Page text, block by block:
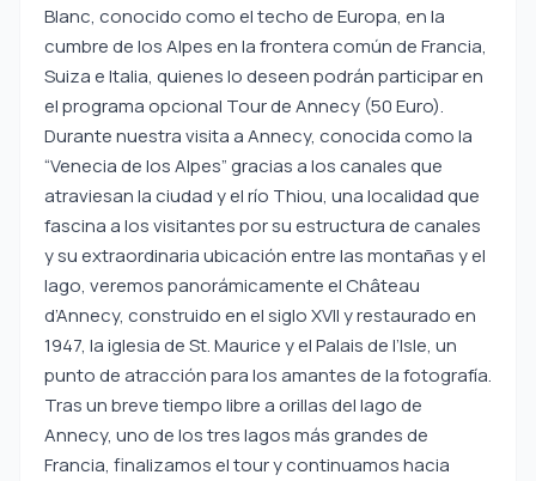
Blanc, conocido como el techo de Europa, en la
cumbre de los Alpes en la frontera común de Francia,
Suiza e Italia, quienes lo deseen podrán participar en
el programa opcional Tour de Annecy (50 Euro).
Durante nuestra visita a Annecy, conocida como la
“Venecia de los Alpes” gracias a los canales que
atraviesan la ciudad y el río Thiou, una localidad que
fascina a los visitantes por su estructura de canales
y su extraordinaria ubicación entre las montañas y el
lago, veremos panorámicamente el Château
d’Annecy, construido en el siglo XVII y restaurado en
1947, la iglesia de St. Maurice y el Palais de l’Isle, un
punto de atracción para los amantes de la fotografía.
Tras un breve tiempo libre a orillas del lago de
Annecy, uno de los tres lagos más grandes de
Francia, finalizamos el tour y continuamos hacia